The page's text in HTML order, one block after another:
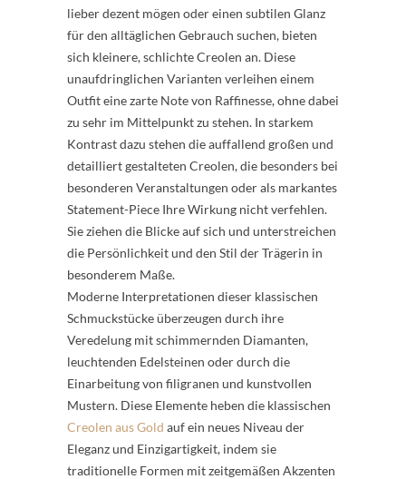
lieber dezent mögen oder einen subtilen Glanz
für den alltäglichen Gebrauch suchen, bieten
sich kleinere, schlichte Creolen an. Diese
unaufdringlichen Varianten verleihen einem
Outfit eine zarte Note von Raffinesse, ohne dabei
zu sehr im Mittelpunkt zu stehen. In starkem
Kontrast dazu stehen die auffallend großen und
detailliert gestalteten Creolen, die besonders bei
besonderen Veranstaltungen oder als markantes
Statement-Piece Ihre Wirkung nicht verfehlen.
Sie ziehen die Blicke auf sich und unterstreichen
die Persönlichkeit und den Stil der Trägerin in
besonderem Maße.
Moderne Interpretationen dieser klassischen
Schmuckstücke überzeugen durch ihre
Veredelung mit schimmernden Diamanten,
leuchtenden Edelsteinen oder durch die
Einarbeitung von filigranen und kunstvollen
Mustern. Diese Elemente heben die klassischen
Creolen aus Gold auf ein neues Niveau der
Eleganz und Einzigartigkeit, indem sie
traditionelle Formen mit zeitgemäßen Akzenten